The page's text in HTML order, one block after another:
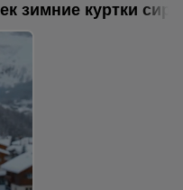
зимние куртки